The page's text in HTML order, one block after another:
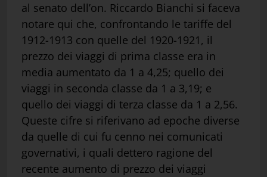
al senato dell’on. Riccardo Bianchi si faceva
notare qui che, confrontando le tariffe del
1912-1913 con quelle del 1920-1921, il
prezzo dei viaggi di prima classe era in
media aumentato da 1 a 4,25; quello dei
viaggi in seconda classe da 1 a 3,19; e
quello dei viaggi di terza classe da 1 a 2,56.
Queste cifre si riferivano ad epoche diverse
da quelle di cui fu cenno nei comunicati
governativi, i quali dettero ragione del
recente aumento di prezzo dei viaggi